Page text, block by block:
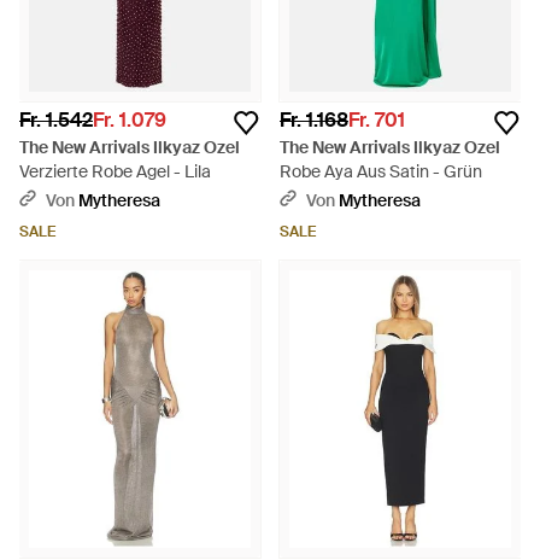
Fr. 1.542Fr. 1.079
The New Arrivals Ilkyaz Ozel
Verzierte Robe Agel - Lila
Von Mytheresa
SALE
Fr. 1.168Fr. 701
The New Arrivals Ilkyaz Ozel
Robe Aya Aus Satin - Grün
Von Mytheresa
SALE